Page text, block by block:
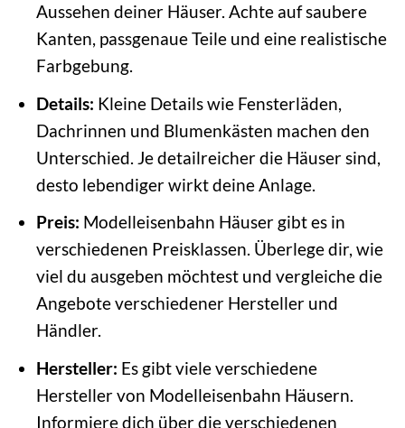
Aussehen deiner Häuser. Achte auf saubere
Kanten, passgenaue Teile und eine realistische
Farbgebung.
Details: Kleine Details wie Fensterläden,
Dachrinnen und Blumenkästen machen den
Unterschied. Je detailreicher die Häuser sind,
desto lebendiger wirkt deine Anlage.
Preis: Modelleisenbahn Häuser gibt es in
verschiedenen Preisklassen. Überlege dir, wie
viel du ausgeben möchtest und vergleiche die
Angebote verschiedener Hersteller und
Händler.
Hersteller: Es gibt viele verschiedene
Hersteller von Modelleisenbahn Häusern.
Informiere dich über die verschiedenen